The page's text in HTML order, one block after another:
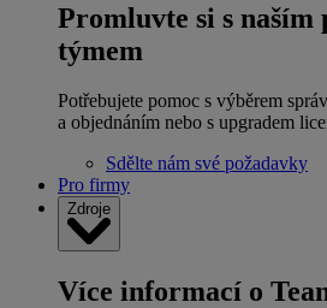
Promluvte si s naším
týmem
Potřebujete pomoc s výběrem
a objednáním nebo s upgradem
Sdělte nám své požadavky
Pro firmy
Zdroje
Více informací o